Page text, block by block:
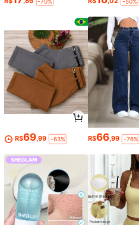
R$69,99 -63% R$66,99 -76%